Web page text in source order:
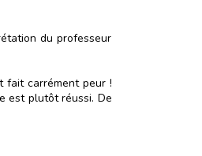
du professeur
fait carrément peur !
est plutôt réussi. De